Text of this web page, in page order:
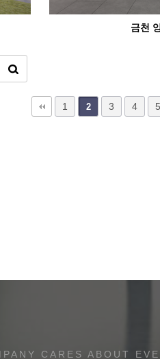
금천
1 2 3 4 5
CARES ABOUT